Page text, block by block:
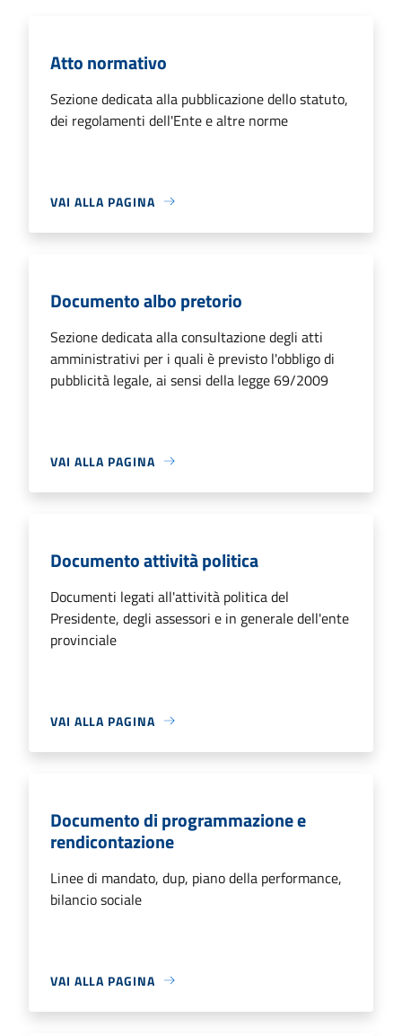
Atto normativo
Sezione dedicata alla pubblicazione dello statuto,
dei regolamenti dell'Ente e altre norme
VAI ALLA PAGINA
Documento albo pretorio
Sezione dedicata alla consultazione degli atti
amministrativi per i quali è previsto l'obbligo di
pubblicità legale, ai sensi della legge 69/2009
VAI ALLA PAGINA
Documento attività politica
Documenti legati all'attività politica del
Presidente, degli assessori e in generale dell'ente
provinciale
VAI ALLA PAGINA
Documento di programmazione e
rendicontazione
Linee di mandato, dup, piano della performance,
bilancio sociale
VAI ALLA PAGINA